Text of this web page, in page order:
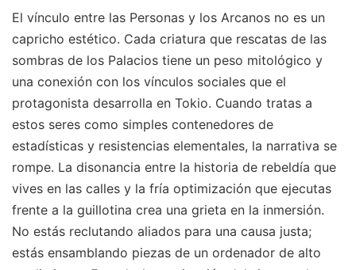
El vínculo entre las Personas y los Arcanos no es un
capricho estético. Cada criatura que rescatas de las
sombras de los Palacios tiene un peso mitológico y
una conexión con los vínculos sociales que el
protagonista desarrolla en Tokio. Cuando tratas a
estos seres como simples contenedores de
estadísticas y resistencias elementales, la narrativa se
rompe. La disonancia entre la historia de rebeldía que
vives en las calles y la fría optimización que ejecutas
frente a la guillotina crea una grieta en la inmersión.
No estás reclutando aliados para una causa justa;
estás ensamblando piezas de un ordenador de alto